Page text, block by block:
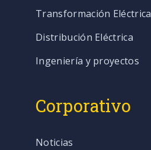
Transformación Eléctrica
Distribución Eléctrica
Ingeniería y proyectos
Corporativo
Noticias